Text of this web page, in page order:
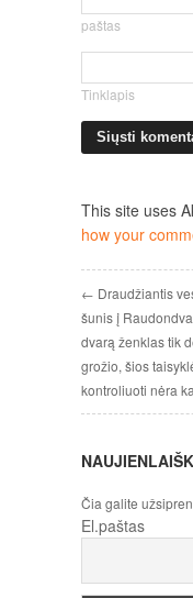
paštas
Tinklapis
This site uses
how your
← Draudžiantis
šunis į
dvarą ženklas tik
grožio, šios
kontroliuoti nėra
Čia galite
El.paštas